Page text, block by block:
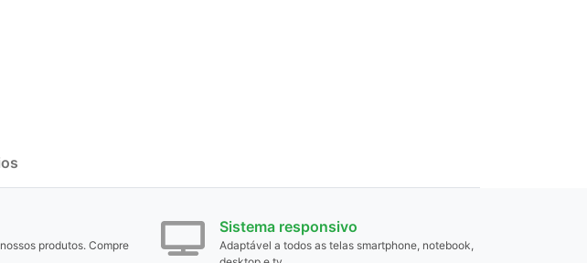
produtos. Compre
Sistema responsivo
Adaptável a todos as telas smartphone, notebook,